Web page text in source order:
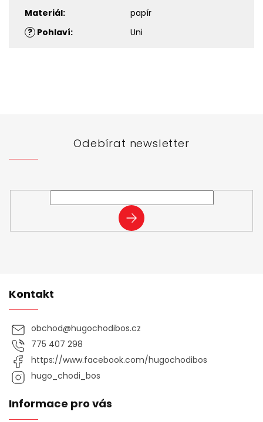
Materiál:
papír
? Pohlaví: Uni
Odebírat newsletter
PŘIHLÁSIT
SE
Kontakt
obchod@hugochodibos.cz
775 407 298
https://www.facebook.com/hugochodibos
hugo_chodi_bos
Informace pro vás